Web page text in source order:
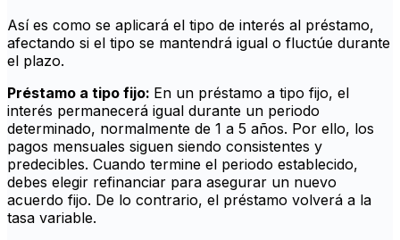
Así es como se aplicará el tipo de interés al préstamo,
afectando si el tipo se mantendrá igual o fluctúe durante
el plazo.
Préstamo a tipo fijo: En un préstamo a tipo fijo, el
interés permanecerá igual durante un periodo
determinado, normalmente de 1 a 5 años. Por ello, los
pagos mensuales siguen siendo consistentes y
predecibles. Cuando termine el periodo establecido,
debes elegir refinanciar para asegurar un nuevo
acuerdo fijo. De lo contrario, el préstamo volverá a la
tasa variable.